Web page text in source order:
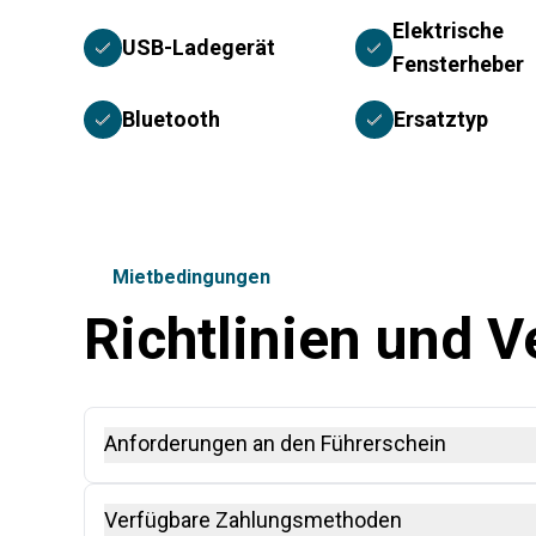
USB-Ladegerät
Elektrische
Fensterheber
Bluetooth Ersatztyp
Mietbedingungen
Richtlinien und
Anforderungen an den Führerschein
Ein Internationaler Führerschein (IDP), zusammen
Verfügbare Zahlungsmethoden